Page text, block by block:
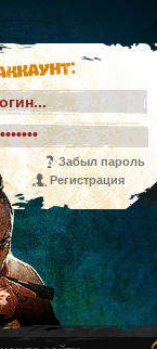
Забыл пароль
Регистрация